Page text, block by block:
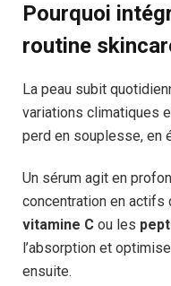
Pourquoi
routine
La peau subit
variations climatiques
perd en souplesse, en
Un sérum agit en
concentration en actifs
vitamine C ou les
l’absorption et
ensuite.